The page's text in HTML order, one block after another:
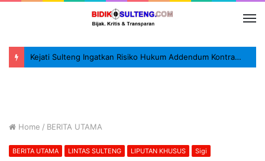
Kejati Sulteng Ingatkan Risiko Hukum Addendum Kontrak Pengadaan
Home / BERITA UTAMA
BERITA UTAMA LINTAS SULTENG LIPUTAN KHUSUS Sigi